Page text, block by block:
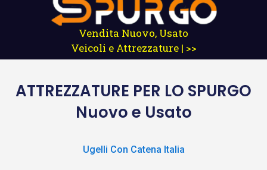
Vendita Nuovo, Usato
Veicoli e Attrezzature | >>
ATTREZZATURE PER LO SPURGO
Nuovo e Usato
Ugelli Con Catena Italia